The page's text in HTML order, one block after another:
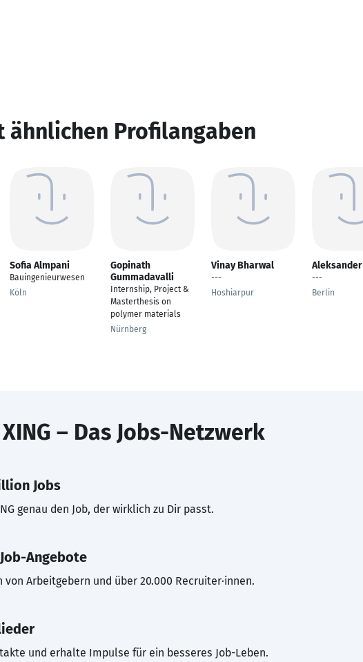
ähnlichen Profilangaben
Sofia Almpani
Bauingenieurwesen
Köln
Gopinath
Gummadavalli
Internship, Project &
Masterthesis on
polymer materials
Nürnberg
Vinay Bharwal
---
Hoshiarpur
---
Berlin
XING – Das Jobs-Netzwerk
Jobs
genau den Job, der wirklich zu Dir passt.
Angebote
von Arbeitgebern und über 20.000 Recruiter·innen.
und erhalte Impulse für ein besseres Job-Leben.